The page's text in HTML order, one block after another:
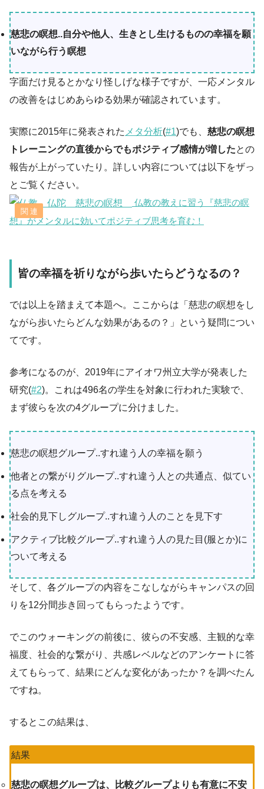
慈悲の瞑想..自分や他人、生きとし生けるものの幸福を願
いながら行う瞑想
字面だけ見るとかなり怪しげな様子ですが、一応メンタル
の改善をはじめあらゆる効果が確認されています。
実際に2015年に発表された メタ分析(#1)でも、 慈悲の瞑想
トレーニングの直後からでもポジティブ感情が増したとの
報告が上がっていたり。詳しい内容については以下をザっ
とご覧ください。
仏教の教えに習う『慈悲の瞑
想』がメンタルに効いてポジティブ思考を育む！
皆の幸福を祈りながら歩いたらどうなるの？
では以上を踏まえて本題へ。ここからは「慈悲の瞑想をし
ながら歩いたらどんな効果があるの？」という疑問につい
てです。
参考になるのが、2019年にアイオワ州立大学が発表した
研究(#2)。これは496名の学生を対象に行われた実験で、
まず彼らを次の4グループに分けました。
慈悲の瞑想グループ..すれ違う人の幸福を願う
他者との繋がりグループ..すれ違う人との共通点、似てい
る点を考える
社会的見下しグループ..すれ違う人のことを見下す
アクティブ比較グループ..すれ違う人の見た目(服とか)に
ついて考える
そして、各グループの内容をこなしながらキャンパスの回
りを12分間歩き回ってもらったようです。
でこのウォーキングの前後に、彼らの不安感、主観的な幸
福度、社会的な繋がり、共感レベルなどのアンケートに答
えてもらって、結果にどんな変化があったか？を調べたん
ですね。
するとこの結果は、
結果
慈悲の瞑想グループは、比較グループよりも有意に不安